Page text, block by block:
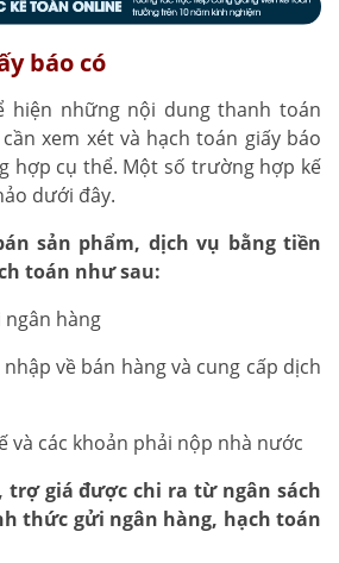
báo có
hiện những nội dung thanh toán
xem xét và hạch toán giấy báo
hợp cụ thể. Một số trường hợp kế
dưới đây.
sản phẩm, dịch vụ bằng tiền
toán như sau:
ngân hàng
nhập về bán hàng và cung cấp dịch
và các khoản phải nộp nhà nước
trợ giá được chi ra từ ngân sách
thức gửi ngân hàng, hạch toán